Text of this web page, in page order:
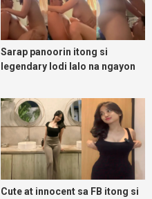
Sarap panoorin itong si
legendary lodi lalo na ngayon
Cute at innocent sa FB itong si